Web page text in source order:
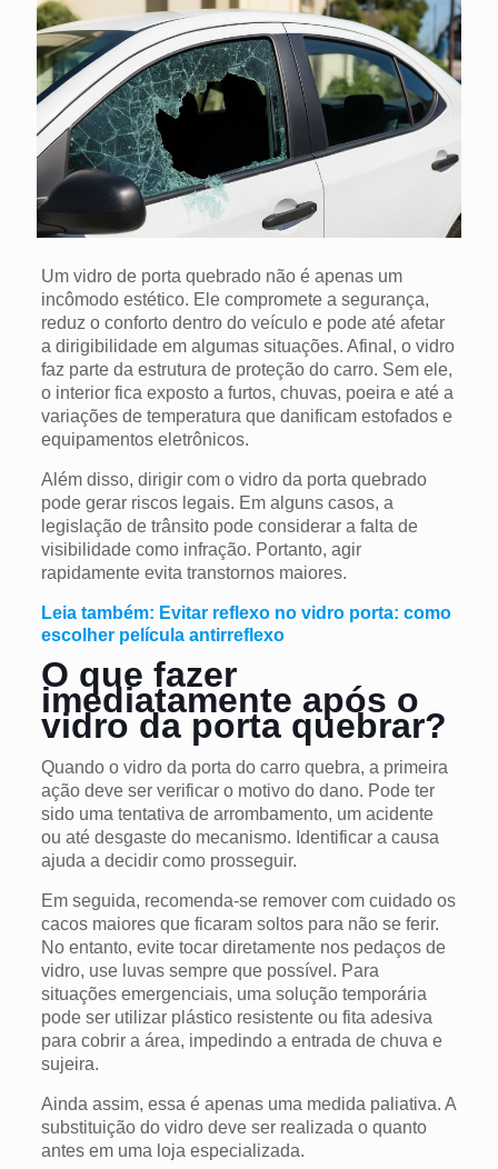
Um vidro de porta quebrado não é apenas um
incômodo estético. Ele compromete a segurança,
reduz o conforto dentro do veículo e pode até afetar
a dirigibilidade em algumas situações. Afinal, o vidro
faz parte da estrutura de proteção do carro. Sem ele,
o interior fica exposto a furtos, chuvas, poeira e até a
variações de temperatura que danificam estofados e
equipamentos eletrônicos.
Além disso, dirigir com o vidro da porta quebrado
pode gerar riscos legais. Em alguns casos, a
legislação de trânsito pode considerar a falta de
visibilidade como infração. Portanto, agir
rapidamente evita transtornos maiores.
Leia também: Evitar reflexo no vidro porta: como
escolher película antirreflexo
O que fazer
imediatamente após o
vidro da porta quebrar?
Quando o vidro da porta do carro quebra, a primeira
ação deve ser verificar o motivo do dano. Pode ter
sido uma tentativa de arrombamento, um acidente
ou até desgaste do mecanismo. Identificar a causa
ajuda a decidir como prosseguir.
Em seguida, recomenda-se remover com cuidado os
cacos maiores que ficaram soltos para não se ferir.
No entanto, evite tocar diretamente nos pedaços de
vidro, use luvas sempre que possível. Para
situações emergenciais, uma solução temporária
pode ser utilizar plástico resistente ou fita adesiva
para cobrir a área, impedindo a entrada de chuva e
sujeira.
Ainda assim, essa é apenas uma medida paliativa. A
substituição do vidro deve ser realizada o quanto
antes em uma loja especializada.